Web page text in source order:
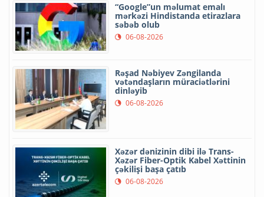
“Google”un məlumat emalı
mərkəzi Hindistanda etirazlara
səbəb olub
06-08-2026
Rəşad Nəbiyev Zəngilanda
vətəndaşların müraciətlərini
dinləyib
06-08-2026
Xəzər dənizinin dibi ilə Trans-
Xəzər Fiber-Optik Kabel Xəttinin
çəkilişi başa çatıb
06-08-2026